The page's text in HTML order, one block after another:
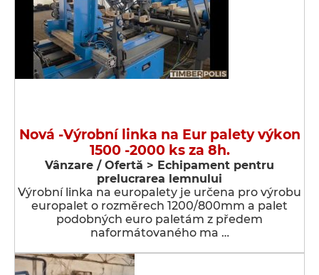
Nová -Výrobní linka na Eur palety výkon
1500 -2000 ks za 8h.
Vânzare / Ofertă > Echipament pentru
prelucrarea lemnului
Výrobní linka na europalety je určena pro výrobu
europalet o rozměrech 1200/800mm a palet
podobných euro paletám z předem
naformátovaného ma …